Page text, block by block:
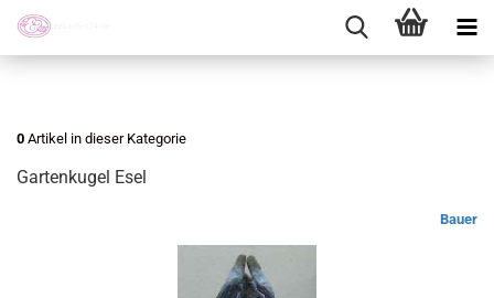
0 Artikel in dieser Kategorie
Gartenkugel Esel
Bauer